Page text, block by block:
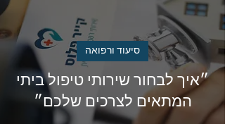
״איך לבחור שירותי טיפול ביתי
המתאים לצרכים שלכם״
סיעוד ורפואה